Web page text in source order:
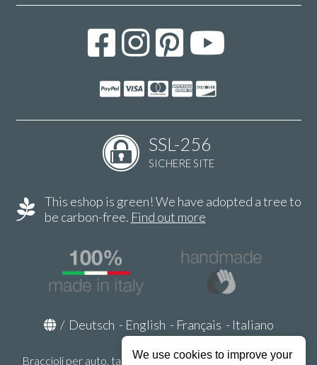
We use cookies to improve your
SSL-256
SICHERE SITE
This eshop is green! We have adopted a tree to
be carbon-free. Find out more
/ Deutsch - English - Français - Italiano
Braccioli per auto, tappeti auto, accessori auto MADE IN